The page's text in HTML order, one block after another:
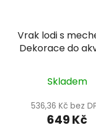
Vrak lodi s
Dekorace do
Skladem
536,36 Kč bez
649 Kč